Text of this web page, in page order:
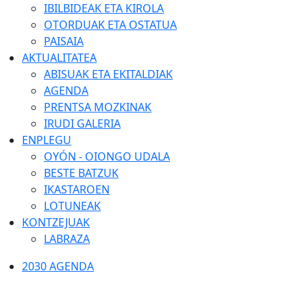
IBILBIDEAK ETA KIROLA
OTORDUAK ETA OSTATUA
PAISAIA
AKTUALITATEA
ABISUAK ETA EKITALDIAK
AGENDA
PRENTSA MOZKINAK
IRUDI GALERIA
ENPLEGU
OYÓN - OIONGO UDALA
BESTE BATZUK
IKASTAROEN
LOTUNEAK
KONTZEJUAK
LABRAZA
2030 AGENDA